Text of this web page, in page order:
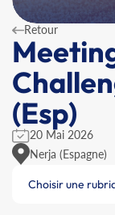
Retour
(Esp)
20 Mai 2026
Nerja (Espagne)
Choisir une